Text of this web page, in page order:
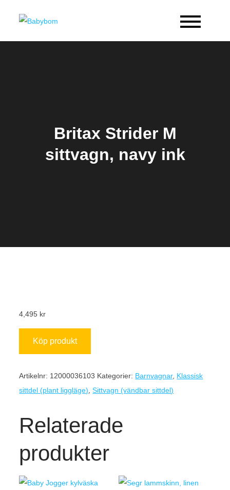
Britax Strider M
sittvagn, navy ink
4,495 kr
Köp produkt
Artikelnr: 12000036103 Kategorier: Barnvagnar, Klassisk
sittdel (plant liggläge) ,Sittvagn (vändbar sittdel)
Relaterade
produkter